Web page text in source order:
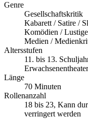
Genre
Gesellschaftskritik
Kabarett / Satire /
Komödien /
Medien /
Altersstufen
11. bis 13.
Erwachsenentheater
Länge
70 Minuten
Rollenanzahl
18 bis 23, Kann
verringert werden